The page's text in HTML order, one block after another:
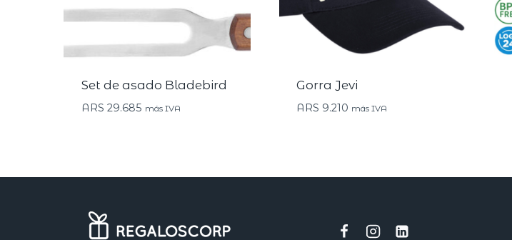
Set de asado Bladebird
ARS 29.685 más IVA
Gorra Jevi
ARS 9.210 más IVA